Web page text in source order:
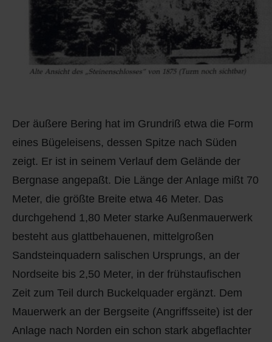
Der äußere Bering hat im Grundriß etwa die Form
eines Bügeleisens, dessen Spitze nach Süden
zeigt. Er ist in seinem Verlauf dem Gelände der
Bergnase angepaßt. Die Länge der Anlage mißt 70
Meter, die größte Breite etwa 46 Meter. Das
durchgehend 1,80 Meter starke Außenmauerwerk
besteht aus glattbehauenen, mittelgroßen
Sandsteinquadern salischen Ursprungs, an der
Nordseite bis 2,50 Meter, in der frühstaufischen
Zeit zum Teil durch Buckelquader ergänzt. Dem
Mauerwerk an der Bergseite (Angriffsseite) ist der
Anlage nach Norden ein schon stark abgeflachter